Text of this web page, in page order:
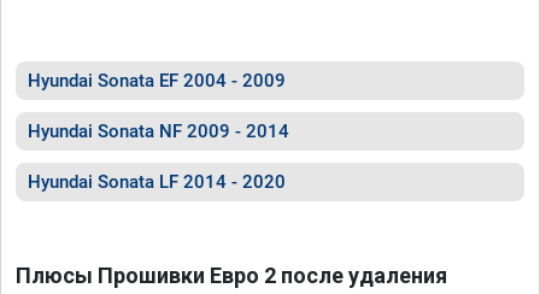
Hyundai Sonata EF 2004 - 2009
Hyundai Sonata NF 2009 - 2014
Hyundai Sonata LF 2014 - 2020
Плюсы Прошивки Евро 2 после удаления